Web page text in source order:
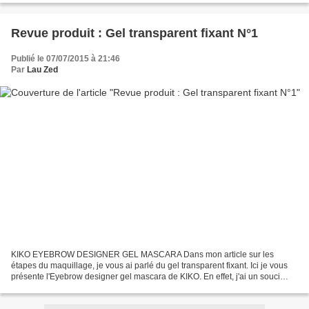
Revue produit : Gel transparent fixant N°1
Publié le 07/07/2015 à 21:46
Par Lau Zed
KIKO EYEBROW DESIGNER GEL MASCARA Dans mon article sur les
étapes du maquillage, je vous ai parlé du gel transparent fixant. Ici je vous
présente l'Eyebrow designer gel mascara de KIKO. En effet, j'ai un souci